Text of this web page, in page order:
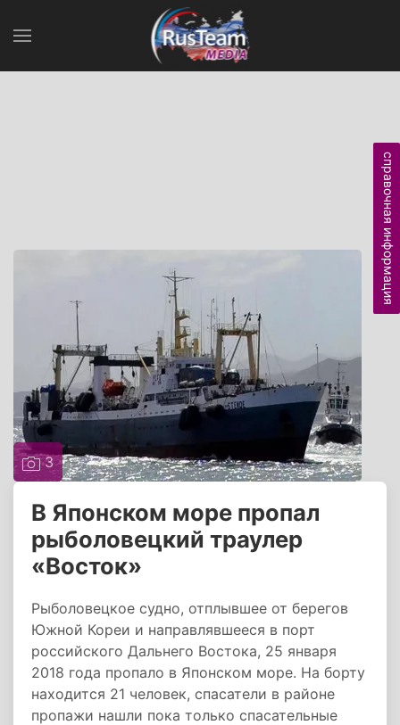
3
В Японском море пропал
рыболовецкий траулер
«Восток»
Рыболовецкое судно, отплывшее от берегов
Южной Кореи и направлявшееся в порт
российского Дальнего Востока, 25 января
2018 года пропало в Японском море. На борту
находится 21 человек, спасатели в районе
пропажи нашли пока только спасательные
справочная информация